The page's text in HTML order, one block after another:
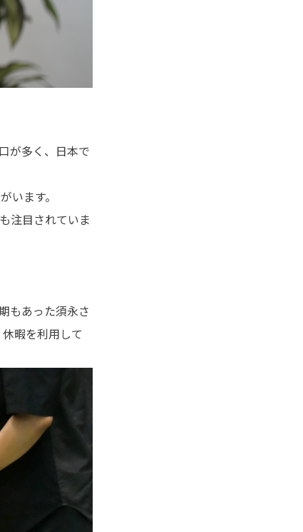
が多く、日本で
います。
注目されていま
もあった須永さ
暇を利用して